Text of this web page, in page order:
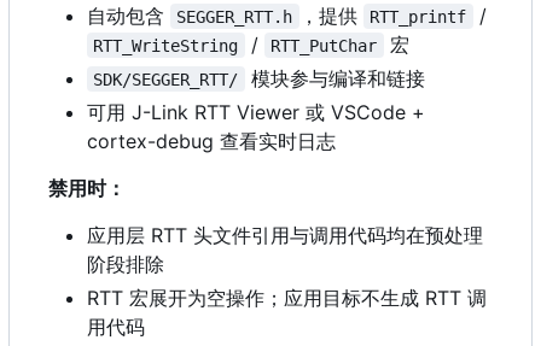
自动包含
SEGGER_RTT.h ，提供 RTT_printf /
RTT_WriteString / RTT_PutChar 宏
SDK/SEGGER_RTT/
模块参与编译和链接
可用 J-Link RTT Viewer 或 VSCode +
cortex-debug 查看实时日志
禁用时：
应用层 RTT 头文件引用与调用代码均在预处理
阶段排除
RTT 宏展开为空操作；应用目标不生成 RTT 调
用代码